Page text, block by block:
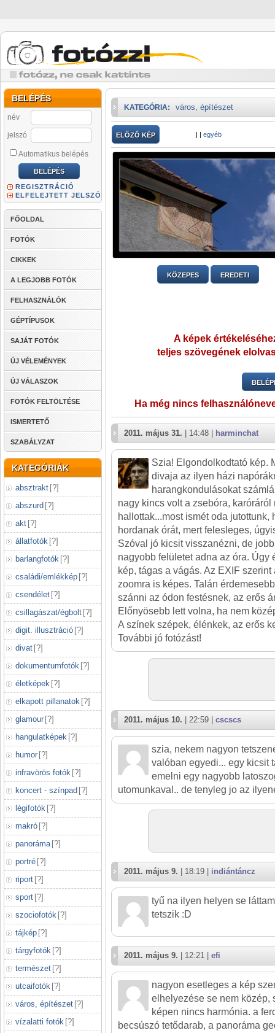
BELÉPÉS
név
jelszó
Automatikus belépés
REGISZTRÁCIÓ
ELFELEJTETT JELSZÓ
FŐOLDAL
FOTÓK
CIKKEK
A LEGJOBB FOTÓK
FELHASZNÁLÓK
GÉPTÍPUSOK
SAJÁT FOTÓK
ÚJ VÉLEMÉNYEK
ÚJ VÁLASZOK
FOTÓK FELTÖLTÉSE
ISMERTETŐ
SZABÁLYZAT
KATEGÓRIÁK
absztrakt [?]
abszurd [?]
akt [?]
állatfotók [?]
barlangfotók [?]
családi/emlékkép [?]
csendélet [?]
csillagászat/égbolt [?]
digit. illusztráció [?]
divat [?]
dokumentumfotók [?]
életképek [?]
elkapott pillanatok [?]
glamour [?]
hangulatképek [?]
humor [?]
infravörös fotók [?]
koncert - színpad [?]
légifotók [?]
makró [?]
panoráma [?]
portré [?]
riport [?]
sport [?]
szociofotók [?]
tájkép [?]
tárgyfotók [?]
természet [?]
utcaifotók [?]
város, építészet [?]
vízalatti fotók [?]
KATEGÓRIA: város, építészet
ELŐZŐ KÉP | | egyéb
KÖZEPES EREDETI
A képek
teljes szövegének
Ha még nincs
2011. május 31. | 14:48 | harminchat
Szia! Elgondolkodtató kép.
divaja az ilyen házi
harangkondulásokat
nagy kincs volt a zsebóra,
hallottak...most ismét oda jutottunk,
hordanak órát, mert felesleges,
Szóval jó kicsit visszanézni, de
nagyobb felületet adna az óra. Úgy
kép, tágas a vágás. Az EXIF
zoomra is képes. Talán
szánni az ódon festésnek, az erős
Előnyösebb lett volna, ha nem
A színek szépek, élénkek, az erős
További jó fotózást!
2011. május 10. | 22:59 | cscscs
szia, nekem nagyon
valóban egyedi... egy kicsit
emelni egy nagyobb
utomunkaval.. de tenyleg jo az
2011. május 9. | 18:19 | indiántáncz
tyű na ilyen helyen se
tetszik :D
2011. május 9. | 12:21 | efi
nagyon esetleges a kép
elhelyezése se nem közép,
képen nincs harmónia. a
becsúszó tetődarab, a panoráma